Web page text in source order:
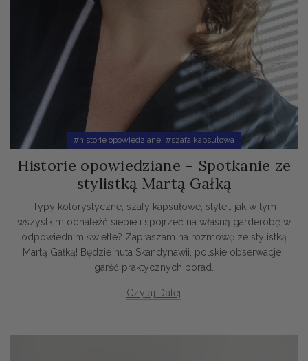
#historie opowiedziane, #szafa kapsułowa
Historie opowiedziane – Spotkanie ze
stylistką Martą Gałką
Typy kolorystyczne, szafy kapsułowe, style… jak w tym
wszystkim odnaleźć siebie i spojrzeć na własną garderobę w
odpowiednim świetle? Zapraszam na rozmowę ze stylistką
Martą Gałką! Będzie nuta Skandynawii, polskie obserwacje i
garść praktycznych porad.
Czytaj Dalej